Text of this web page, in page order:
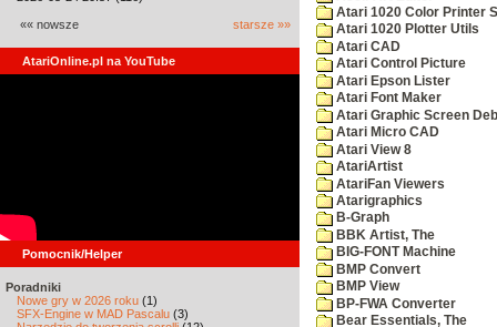
«« nowsze starsze »»
AtariOnline.pl na YouTube
Pomocnik/Helper
Poradniki
Nowe gry w 2026 roku (1)
SFX-Engine w MAD Pascalu (3)
Atari 1020 Color Printer
Atari 1020 Plotter Utils
Atari CAD
Atari Control Picture
Atari Epson Lister
Atari Font Maker
Atari Graphic Screen
Atari Micro CAD
Atari View 8
AtariArtist
AtariFan Viewers
Atarigraphics
B-Graph
BBK Artist, The
BIG-FONT Machine
BMP Convert
BMP View
BP-FWA Converter
Bear Essentials, The